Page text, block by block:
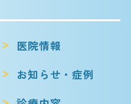
医院情報
お知らせ・症例